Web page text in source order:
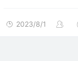
2023/8/1